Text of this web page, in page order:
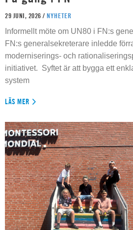
29 JUNI, 2026 / NYHETER
Informellt möte om UN80 i FN:s
FN:s generalsekreterare inledde
moderniserings- och
initiativet. Syftet är att bygga ett
system
LÄS MER